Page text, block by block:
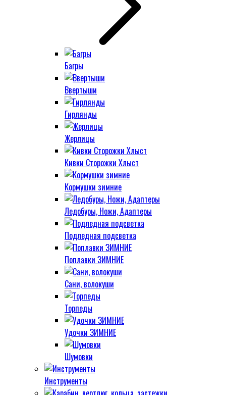
Багры
Ввертыши
Гирлянды
Жерлицы
Кивки Сторожки Хлыст
Кормушки зимние
Ледобуры, Ножи, Адаптеры
Подледная подсветка
Поплавки ЗИМНИЕ
Сани, волокуши
Торпеды
Удочки ЗИМНИЕ
Шумовки
Инструменты